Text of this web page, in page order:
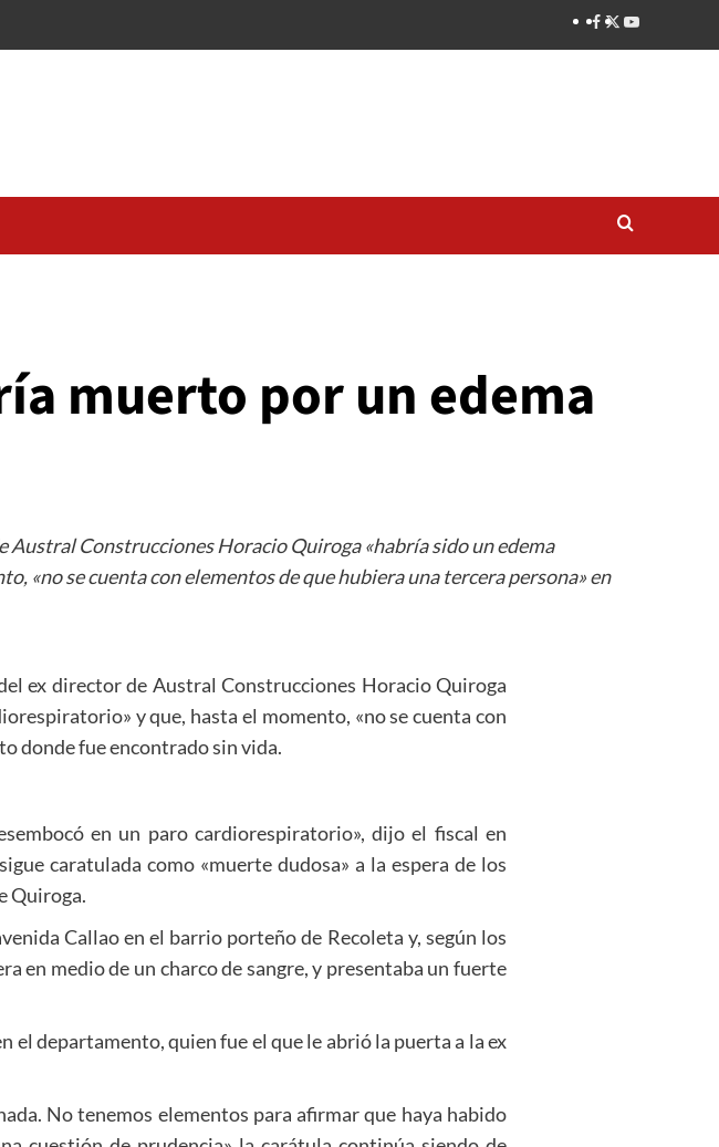
muerto por un edema
Austral Construcciones Horacio Quiroga «habría sido un edema
«no se cuenta con elementos de que hubiera una tercera persona» en
ex director de Austral Construcciones Horacio Quiroga
y que, hasta el momento, «no se cuenta con
donde fue encontrado sin vida.
en un paro cardiorespiratorio», dijo el fiscal en
caratulada como «muerte dudosa» a la espera de los
Quiroga.
Callao en el barrio porteño de Recoleta y, según los
en medio de un charco de sangre, y presentaba un fuerte
el departamento, quien fue el que le abrió la puerta a la ex
No tenemos elementos para afirmar que haya habido